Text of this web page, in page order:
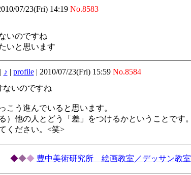
07/23(Fri) 14:19 No.8583
いのですね
いと思います
| ♪ | profile| 2010/07/23(Fri) 15:59 No.8584
ないのですね
こう進んでいると思います。
）他の人とどう「差」をつけるかということです。
ください。<笑>
◆◆◆ 豊中美術研究所 絵画教室／デッサン教室